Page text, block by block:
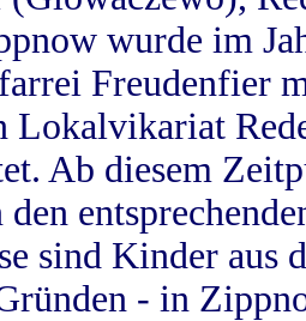
wurde im
Freudenfier
Lokalvikariat
Ab diesem
sind Kinder aus
- in